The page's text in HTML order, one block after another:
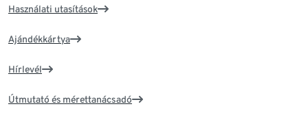
Használati utasítások
Ajándékkártya
Hírlevél
Útmutató és mérettanácsadó